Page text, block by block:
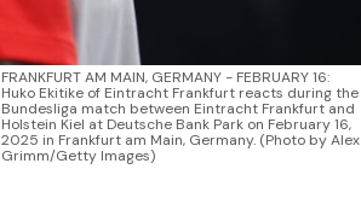
FRANKFURT AM MAIN, GERMANY - FEBRUARY 16:
Huko Ekitike of Eintracht Frankfurt reacts during the
Bundesliga match between Eintracht Frankfurt and
Holstein Kiel at Deutsche Bank Park on February 16,
2025 in Frankfurt am Main, Germany. (Photo by Alex
Grimm/Getty Images)